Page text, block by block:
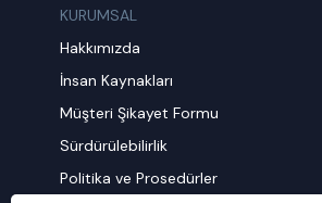
KURUMSAL
Hakkımızda
İnsan Kaynakları
Müşteri Şikayet Formu
Sürdürülebilirlik
Politika ve Prosedürler